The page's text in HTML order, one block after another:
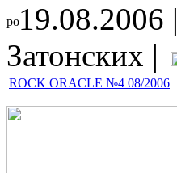
19.08.2006 |
Затонских |
ROCK ORACLE №4 08/2006